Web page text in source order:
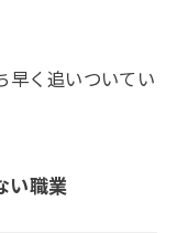
早く追いついてい
い職業